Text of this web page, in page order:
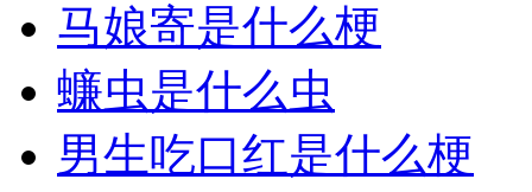
马娘寄是什么梗
蠊虫是什么虫
男生吃口红是什么梗